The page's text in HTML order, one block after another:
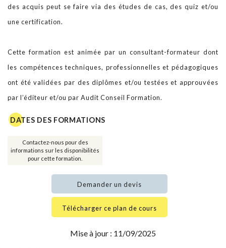
des acquis peut se faire via des études de cas, des quiz et/ou
une certification.
Cette formation est animée par un consultant-formateur dont
les compétences techniques, professionnelles et pédagogiques
ont été validées par des diplômes et/ou testées et approuvées
par l’éditeur et/ou par Audit Conseil Formation.
DATES DES FORMATIONS
Contactez-nous pour des
informations sur les disponibilités
pour cette formation.
Demander un devis
Télécharger ce plan de cours
Mise à jour : 11/09/2025